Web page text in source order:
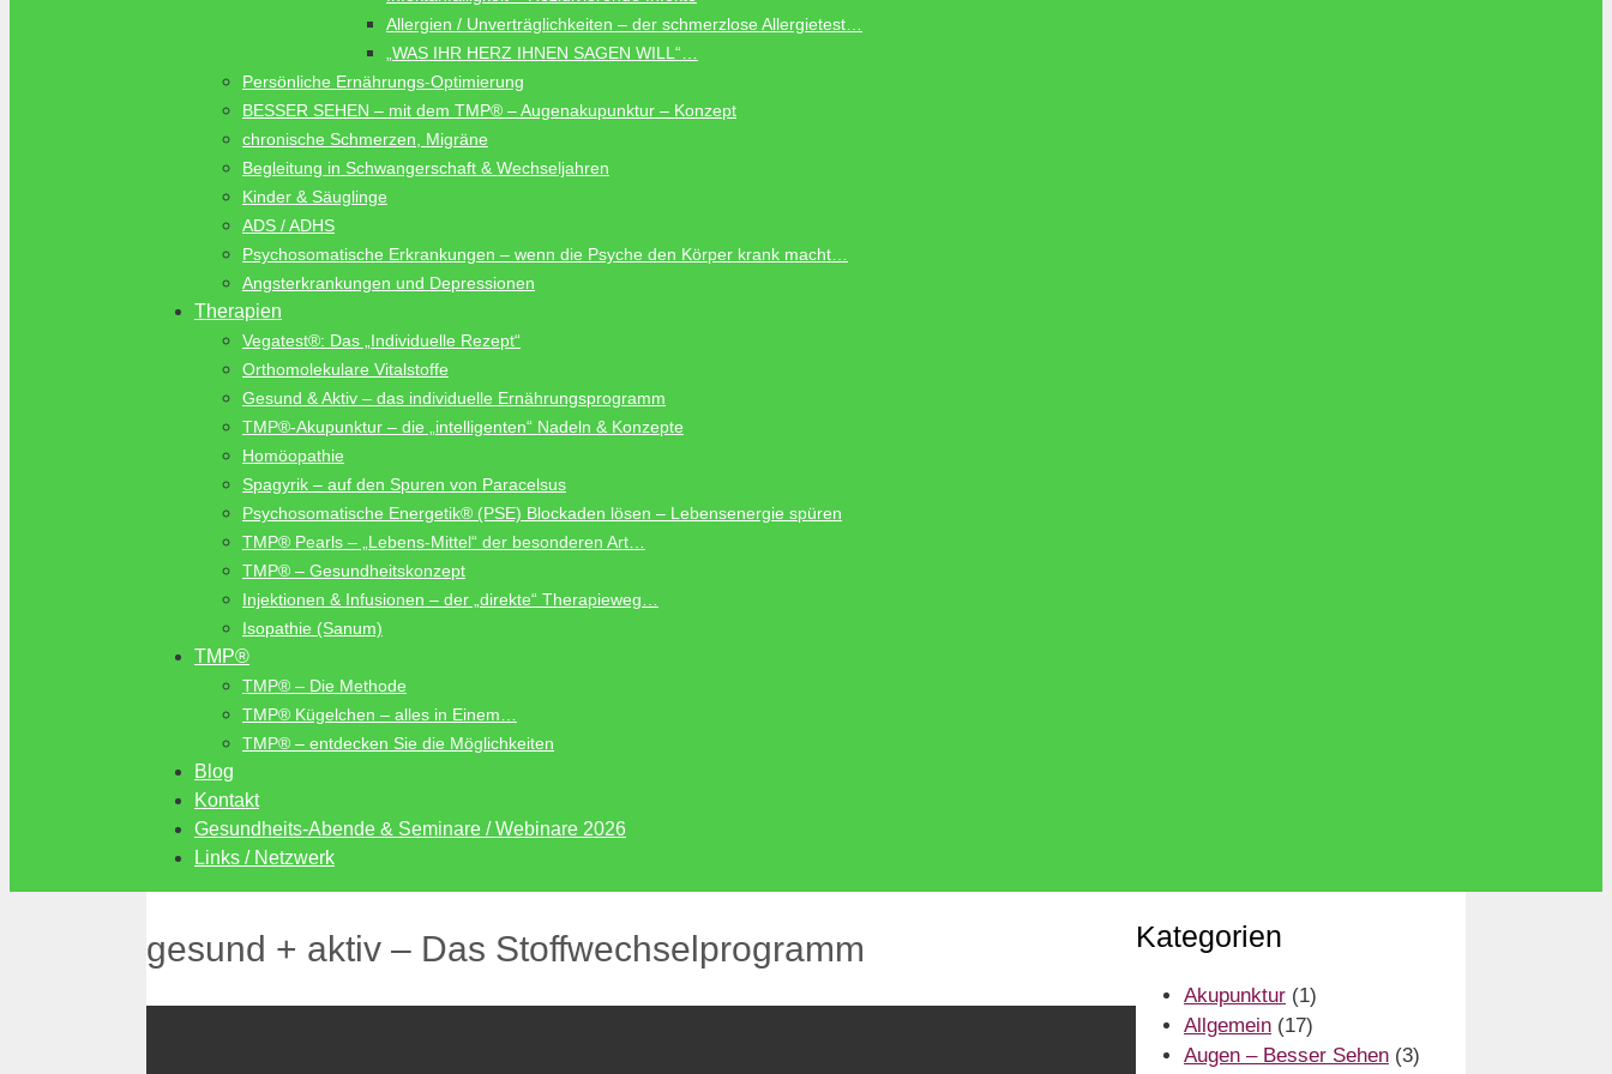
Allergien / Unverträglichkeiten – der schmerzlose Allergietest…
„WAS IHR HERZ IHNEN SAGEN WILL“…
Persönliche Ernährungs-Optimierung
BESSER SEHEN – mit dem TMP® – Augenakupunktur – Konzept
chronische Schmerzen, Migräne
Begleitung in Schwangerschaft & Wechseljahren
Kinder & Säuglinge
ADS / ADHS
Psychosomatische Erkrankungen – wenn die Psyche den Körper krank macht…
Angsterkrankungen und Depressionen
Therapien
Vegatest®: Das „Individuelle Rezept“
Orthomolekulare Vitalstoffe
Gesund & Aktiv – das individuelle Ernährungsprogramm
TMP®-Akupunktur – die „intelligenten“ Nadeln & Konzepte
Homöopathie
Spagyrik – auf den Spuren von Paracelsus
Psychosomatische Energetik® (PSE) Blockaden lösen – Lebensenergie spüren
TMP® Pearls – „Lebens-Mittel“ der besonderen Art…
TMP® – Gesundheitskonzept
Injektionen & Infusionen – der „direkte“ Therapieweg…
Isopathie (Sanum)
TMP®
TMP® – Die Methode
TMP® Kügelchen – alles in Einem…
TMP® – entdecken Sie die Möglichkeiten
Blog
Kontakt
Gesundheits-Abende & Seminare / Webinare 2026
Links / Netzwerk
gesund + aktiv – Das Stoffwechselprogramm Kategorien
Akupunktur (1)
Allgemein (17)
Augen – Besser Sehen (3)